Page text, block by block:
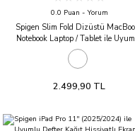
0.0 Puan - Yorum
Spigen Slim Fold Dizüstü
Notebook Laptop / Tablet ile
Katlanabilir Kaymaz Taban Masa
LD201-S8 Black
2.499,90 TL